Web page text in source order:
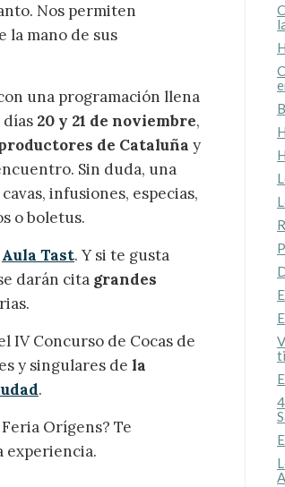
Nos permiten
la mano de sus
una programación llena
días 20 y 21 de noviembre,
de Cataluña y
Sin duda, una
infusiones, especias,
o boletus.
Aula Tast. Y si te gusta
darán cita grandes
IV Concurso de Cocas de
y singulares de la
.
Orígens? Te
experiencia.
propias para recopilar información con la
continua navegando, supone la aceptación de la
usuario tiene la posibilidad de configurar su
que sean instaladas en su disco duro,
acción podrá ocasionar dificultades de
y análisis del comportamiento de los
mediante este tipo de cookies se utiliza en
web para la elaboración de perfiles de
mejoras en función del análisis de los
Permiten guardar la información de
de nuestros servicios y para ofrecer una
recomendados.
para almacenar información sobre las
a través de la observación continuada de
a ellas, podemos conocer los hábitos de
relacionada con el perfil de navegación del